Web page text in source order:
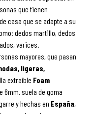
que tienen
casa que se adapte a su
dedos martillo, dedos
varices.
mayores, que pasan
ligeras,
extraíble Foam
6mm. suela de goma
y hechas en España,